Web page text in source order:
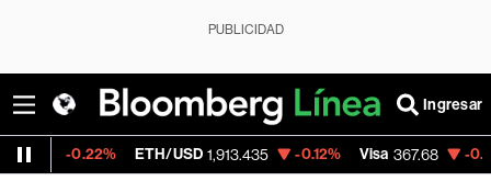
PUBLICIDAD
Ingresar
ETH/USD 1,913.435 -0.12% Visa 367.68 -0.23%